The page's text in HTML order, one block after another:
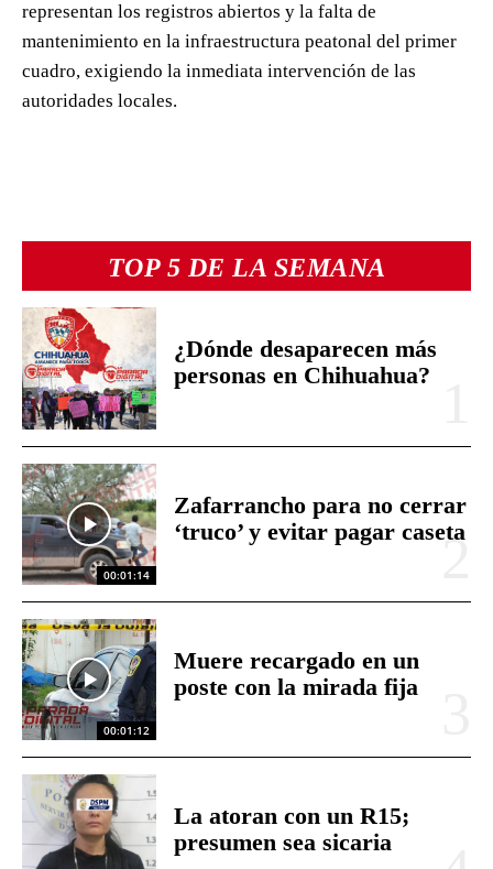
TOP 5 DE LA SEMANA
¿Dónde desaparecen más
personas en Chihuahua?
00:01:14
Zafarrancho para no cerrar
‘truco’ y evitar pagar caseta
00:01:12
Muere recargado en un
poste con la mirada fija
La atoran con un R15;
presumen sea sicaria
representan los registros abiertos y la falta de
mantenimiento en la infraestructura peatonal del primer
cuadro, exigiendo la inmediata intervención de las
autoridades locales.